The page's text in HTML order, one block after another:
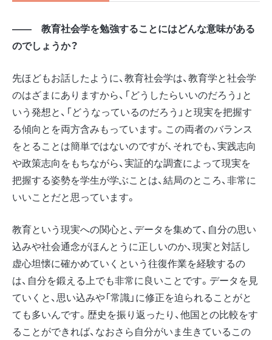
―― 教育社会学を勉強することにはどんな意味がある
のでしょうか？
先ほどもお話したように、教育社会学は、教育学と社会学
のはざまにありますから、「どうしたらいいのだろう」と
いう発想と、「どうなっているのだろう」と現実を把握す
る傾向とを両方含みもっています。この両者のバランス
をとることは簡単ではないのですが、それでも、実践志向
や政策志向をもちながら、実証的な調査によって現実を
把握する姿勢を学生が学ぶことは、結局のところ、非常に
いいことだと思っています。
教育という現実への関心と、データを集めて、自分の思い
込みや社会通念がほんとうに正しいのか、現実と対話し
虚心坦懐に確かめていくという往復作業を経験するの
は、自分を鍛える上でも非常に良いことです。データを見
ていくと、思い込みや「常識」に修正を迫られることがと
ても多いんです。歴史を振り返ったり、他国との比較をす
ることができれば、なおさら自分がいま生きているこの